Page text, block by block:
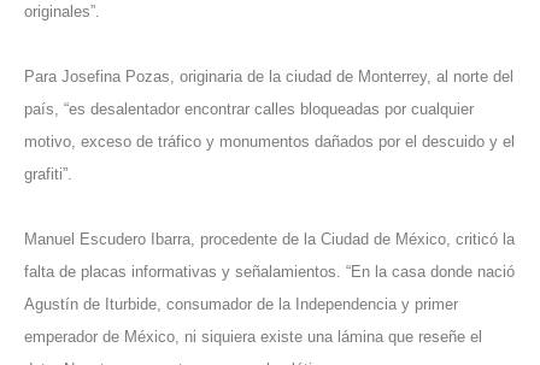
originales”.
Para Josefina Pozas, originaria de la ciudad de Monterrey, al norte del
país, “es desalentador encontrar calles bloqueadas por cualquier
motivo, exceso de tráfico y monumentos dañados por el descuido y el
grafiti”.
Manuel Escudero Ibarra, procedente de la Ciudad de México, criticó la
falta de placas informativas y señalamientos. “En la casa donde nació
Agustín de Iturbide, consumador de la Independencia y primer
emperador de México, ni siquiera existe una lámina que reseñe el